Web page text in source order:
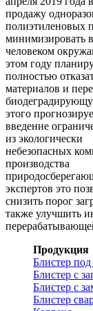
продажу
полиэтиленовых
минимизировать
человеком
этом году
полностью
материалов и
этого
введение
из экологически
небезопасных
производства
экспертов это
снизить порог
также улучшить
Продукция
Блистер
Блистер с
Блистер с
Блистер